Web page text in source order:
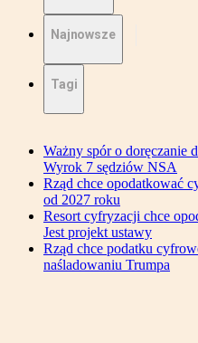
Najnowsze
Tagi
Ważny spór o doręczanie
Wyrok 7 sędziów NSA
Rząd chce opodatkować
od 2027 roku
Resort cyfryzacji chce
Jest projekt ustawy
Rząd chce podatku
naśladowaniu Trumpa